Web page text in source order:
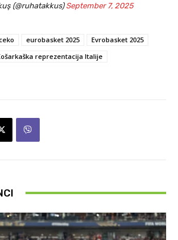
(@ruhatakkus)September 7, 2025
eurobasket 2025
Evrobasket 2025
reprezentacija Italije